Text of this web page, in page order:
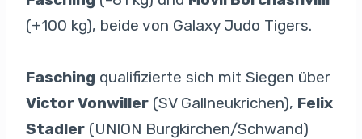
(+100 kg), beide von Galaxy Judo Tigers.
Fasching qualifizierte sich mit Siegen über
Victor Vonwiller (SV Gallneukrichen), Felix
Stadler (UNION Burgkirchen/Schwand)